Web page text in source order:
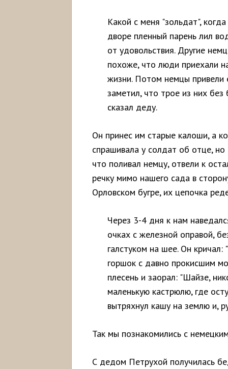
Какой с меня "зольдат",
дворе пленный парень лил
от удовольствия. Другие
похоже, что люди приехали
жизни. Потом немцы
заметил, что трое из них
сказал деду.
Он принес им старые калоши, а
спрашивала у солдат об отце,
что поливал немцу, отвели к
речку мимо нашего сада в
Орловском бугре, их цепочка
Через 3-4 дня к нам
очках с железной оправой,
галстуком на шее. Он кричал:
горшок с давно прокисшим
плесень и заорал: "Шайзе,
маленькую кастрюлю, где
вытряхнул кашу на землю и,
Так мы познакомились с
С дедом Петрухой получилась